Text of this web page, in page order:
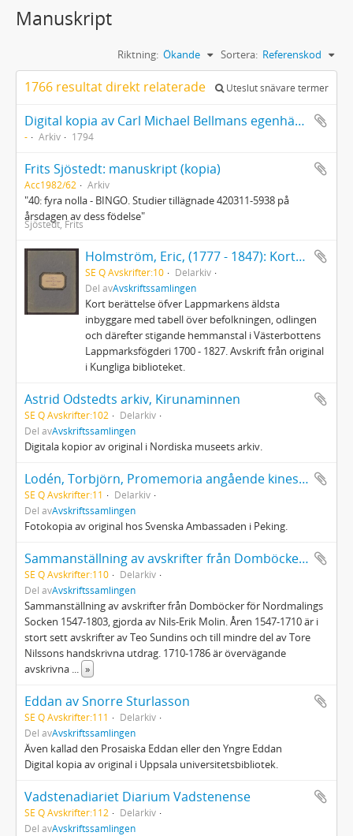
Manuskript
Sortera: Referenskod
Riktning: Ökande
1766 resultat direkt relaterade Uteslut snävare termer
Digital kopia av Carl Michael Bellmans egenhändiga levernesbeskrivning (Kopia av original på Finlands Nationalmuseum)
- Arkiv 1794
Frits Sjöstedt: manuskript (kopia)
Acc1982/62 Arkiv
"40: fyra nolla - BINGO. Studier tillägnade 420311-5938 på
årsdagen av dess födelse"
Sjöstedt, Frits
Holmström, Eric, (1777 - 1847): Kort berättelse öfver Lappmarkens äldsta inbyggare... 1700 - 1827
SE Q Avskrifter:10
Delarkiv
Del avAvskriftssamlingen
Kort berättelse öfver Lappmarkens äldsta
inbyggare med tabell över befolkningen, odlingen
och därefter stigande hemmanstal i Västerbottens
Lappmarksfögderi 1700 - 1827. Avskrift från original
i Kungliga biblioteket.
Astrid Odstedts arkiv, Kirunaminnen
SE Q Avskrifter:102
Delarkiv
Del avAvskriftssamlingen
Digitala kopior av original i Nordiska museets arkiv.
Lodén, Torbjörn, Promemoria angående kinesiskt biblioteksväsen, 1976
SE Q Avskrifter:11
Delarkiv
Del avAvskriftssamlingen
Fotokopia av original hos Svenska Ambassaden i Peking.
Sammanställning av avskrifter från Domböcker för Nordmalings socken 1547-1803
SE Q Avskrifter:110
Delarkiv
Del avAvskriftssamlingen
Sammanställning av avskrifter från Domböcker för Nordmalings
Socken 1547-1803, gjorda av Nils-Erik Molin. Åren 1547-1710 är i
stort sett avskrifter av Teo Sundins och till mindre del av Tore
Nilssons handskrivna utdrag. 1710-1786 är övervägande
avskrivna ... »
Eddan av Snorre Sturlasson
SE Q Avskrifter:111
Delarkiv
Del avAvskriftssamlingen
Även kallad den Prosaiska Eddan eller den Yngre Eddan
Digital kopia av original i Uppsala universitetsbibliotek.
Vadstenadiariet Diarium Vadstenense
SE Q Avskrifter:112
Delarkiv
Del avAvskriftssamlingen